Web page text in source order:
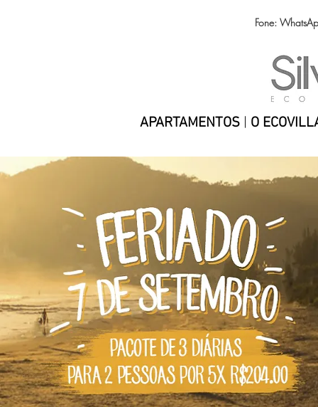
Fone:
APARTAMENTOS | O